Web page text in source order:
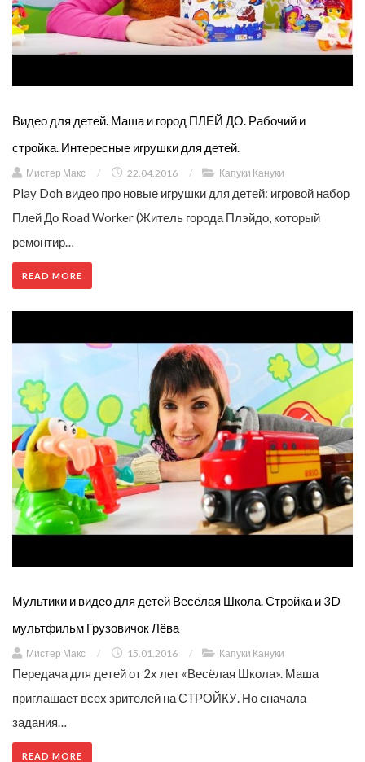
Видео для детей. Маша и город ПЛЕЙ ДО. Рабочий и
стройка. Интересные игрушки для детей.
Мистер Макс / 22.04.2016 / Капуки Кануки
Play Doh видео про новые игрушки для детей: игровой набор
Плей До Road Worker (Житель города Плэйдо, который
ремонтир…
READ MORE
Мультики и видео для детей Весёлая Школа. Стройка и 3D
мультфильм Грузовичок Лёва
Мистер Макс / 15.01.2016 / Капуки Кануки
Передача для детей от 2х лет «Весёлая Школа». Маша
приглашает всех зрителей на СТРОЙКУ. Но сначала
задания…
READ MORE